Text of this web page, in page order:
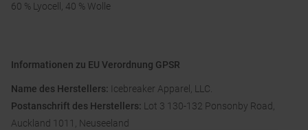
60 % Lyocell, 40 % Wolle
Informationen zu EU Verordnung GPSR
Name des Herstellers: Icebreaker Apparel, LLC.
Postanschrift des Herstellers: Lot 3 130-132 Ponsonby Road,
Auckland 1011, Neuseeland